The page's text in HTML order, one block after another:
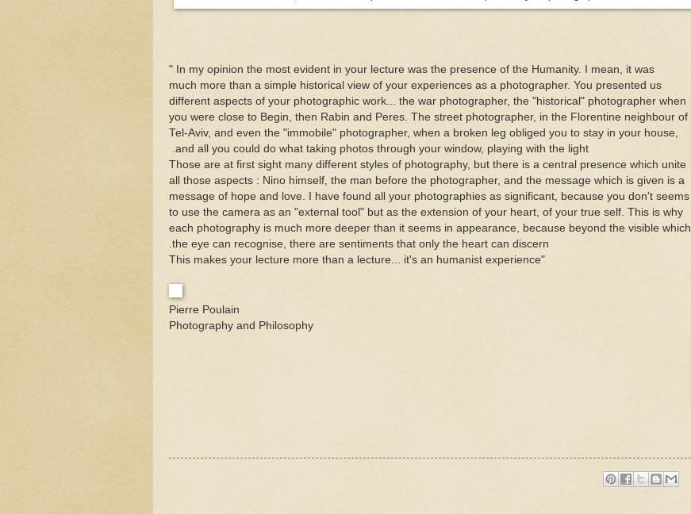
In my opinion the most evident in your lecture was the presence of the Humanity. I mean, it was "
much more than a simple historical view of your experiences as a photographer. You presented us
different aspects of your photographic work... the war photographer, the "historical" photographer when
you were close to Begin, then Rabin and Peres. The street photographer, in the Florentine neighbour of
Tel-Aviv, and even the "immobile" photographer, when a broken leg obliged you to stay in your house,
and all you could do what taking photos through your window, playing with the light.
Those are at first sight many different styles of photography, but there is a central presence which unite
all those aspects : Nino himself, the man before the photographer, and the message which is given is a
message of hope and love. I have found all your photographies as significant, because you don't seems
to use the camera as an "external tool" but as the extension of your heart, of your true self. This is why
each photography is much more deeper than it seems in appearance, because beyond the visible which
the eye can recognise, there are sentiments that only the heart can discern.
"This makes your lecture more than a lecture... it's an humanist experience
Pierre Poulain